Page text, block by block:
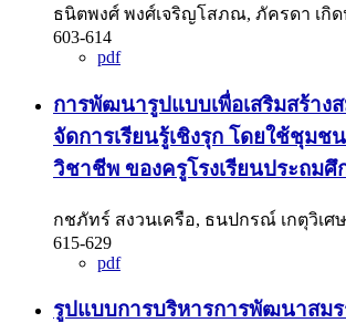
ธนิตพงศ์ พงศ์เจริญโสภณ, ภัครดา เกิ
603-614
pdf
การพัฒนารูปแบบเพื่อเสริมสร้าง
จัดการเรียนรู้เชิงรุก โดยใช้ชุมช
วิชาชีพ ของครูโรงเรียนประถมศึ
กชภัทร์ สงวนเครือ, ธนปกรณ์ เกตุวิเศ
615-629
pdf
รูปแบบการบริหารการพัฒนาสม